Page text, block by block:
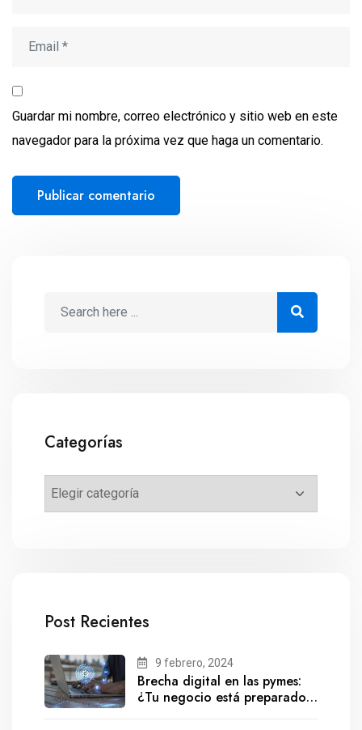
Guardar mi nombre, correo electrónico y sitio web en este
navegador para la próxima vez que haga un comentario.
Categorías
Post Recientes
9 febrero, 2024
Brecha digital en las pymes:
¿Tu negocio está preparado